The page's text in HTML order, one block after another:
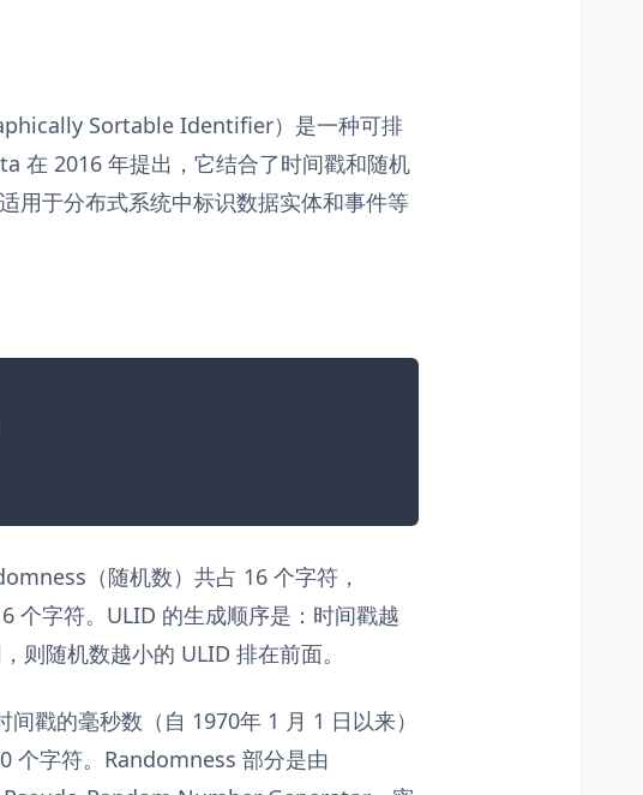
Sortable Identifier）是一种可排
在 2016 年提出，它结合了时间戳和随机
用于分布式系统中标识数据实体和事件等
（随机数）共占 16 个字符，
字符。ULID 的生成顺序是：时间戳越
则随机数越小的 ULID 排在前面。
戳的毫秒数（自 1970年 1 月 1 日以来）
个字符。Randomness 部分是由